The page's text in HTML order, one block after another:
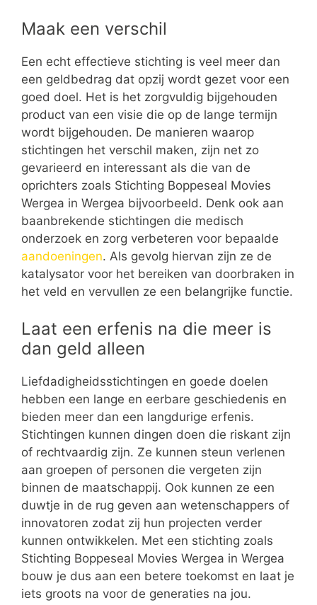
Maak een verschil
Een echt effectieve stichting is veel meer dan
een geldbedrag dat opzij wordt gezet voor een
goed doel. Het is het zorgvuldig bijgehouden
product van een visie die op de lange termijn
wordt bijgehouden. De manieren waarop
stichtingen het verschil maken, zijn net zo
gevarieerd en interessant als die van de
oprichters zoals Stichting Boppeseal Movies
Wergea in Wergea bijvoorbeeld. Denk ook aan
baanbrekende stichtingen die medisch
onderzoek en zorg verbeteren voor bepaalde
aandoeningen. Als gevolg hiervan zijn ze de
katalysator voor het bereiken van doorbraken in
het veld en vervullen ze een belangrijke functie.
Laat een erfenis na die meer is
dan geld alleen
Liefdadigheidsstichtingen en goede doelen
hebben een lange en eerbare geschiedenis en
bieden meer dan een langdurige erfenis.
Stichtingen kunnen dingen doen die riskant zijn
of rechtvaardig zijn. Ze kunnen steun verlenen
aan groepen of personen die vergeten zijn
binnen de maatschappij. Ook kunnen ze een
duwtje in de rug geven aan wetenschappers of
innovatoren zodat zij hun projecten verder
kunnen ontwikkelen. Met een stichting zoals
Stichting Boppeseal Movies Wergea in Wergea
bouw je dus aan een betere toekomst en laat je
iets groots na voor de generaties na jou.